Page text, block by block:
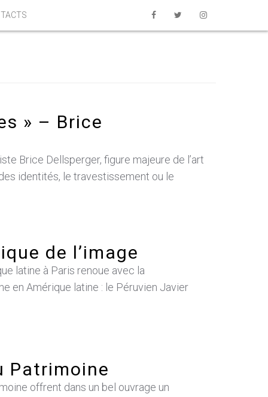
» – Brice
Brice Dellsperger, figure majeure de l’art
identités, le travestissement ou le
de l’image
latine à Paris renoue avec la
en Amérique latine : le Péruvien Javier
Patrimoine
offrent dans un bel ouvrage un